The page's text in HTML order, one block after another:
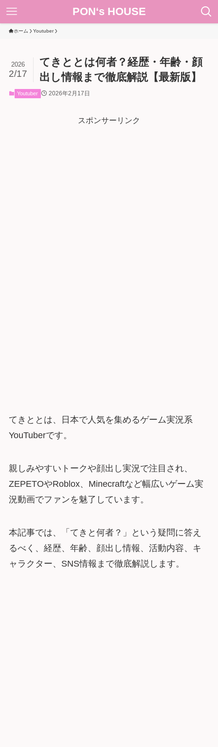
PON‘s HOUSE
ホーム Youtuber
てきととは何者？経歴・年齢・顔
出し情報まで徹底解説【最新版】
2026
2/17
Youtuber 2026年2月17日
スポンサーリンク
てきととは、日本で人気を集めるゲーム実況系
YouTuberです。
親しみやすいトークや顔出し実況で注目され、
ZEPETOやRoblox、Minecraftなど幅広いゲーム実
況動画でファンを魅了しています。
本記事では、「てきと何者？」という疑問に答え
るべく、経歴、年齢、顔出し情報、活動内容、キ
ャラクター、SNS情報まで徹底解説します。